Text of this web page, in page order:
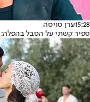
15:28ערן סויסה
ספיר קשתי על הסבל בהפלה: